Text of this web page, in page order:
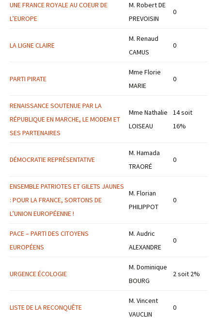
UNE FRANCE ROYALE AU COEUR DE
L’EUROPE
M. Robert DE
PREVOISIN
0
LA LIGNE CLAIRE
M. Renaud
CAMUS
0
PARTI PIRATE
Mme Florie
MARIE
0
RENAISSANCE SOUTENUE PAR LA
RÉPUBLIQUE EN MARCHE, LE MODEM ET
SES PARTENAIRES
Mme Nathalie
LOISEAU
14 soit
16%
DÉMOCRATIE REPRÉSENTATIVE
M. Hamada
TRAORÉ
0
ENSEMBLE PATRIOTES ET GILETS JAUNES
: POUR LA FRANCE, SORTONS DE
L’UNION EUROPÉENNE !
M. Florian
PHILIPPOT
0
PACE – PARTI DES CITOYENS
EUROPÉENS
M. Audric
ALEXANDRE
0
URGENCE ÉCOLOGIE
M. Dominique
BOURG
2 soit 2%
LISTE DE LA RECONQUÊTE
M. Vincent
VAUCLIN
0